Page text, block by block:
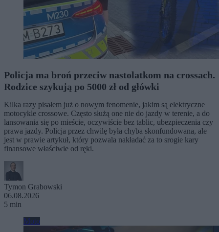
Policja ma broń przeciw nastolatkom na crossach.
Rodzice szykują po 5000 zł od główki
Kilka razy pisałem już o nowym fenomenie, jakim są elektryczne
motocykle crossowe. Często służą one nie do jazdy w terenie, a do
lansowania się po mieście, oczywiście bez tablic, ubezpieczenia czy
prawa jazdy. Policja przez chwilę była chyba skonfundowana, ale
jest w prawie artykuł, który pozwala nakładać za to srogie kary
finansowe właściwie od ręki.
Tymon Grabowski
06.08.2026
5 min
Moto